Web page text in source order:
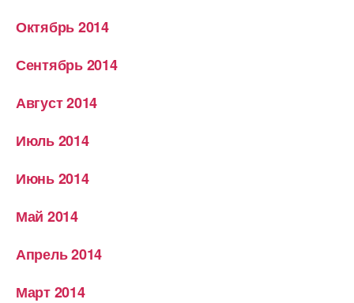
Октябрь 2014
Сентябрь 2014
Август 2014
Июль 2014
Июнь 2014
Май 2014
Апрель 2014
Март 2014